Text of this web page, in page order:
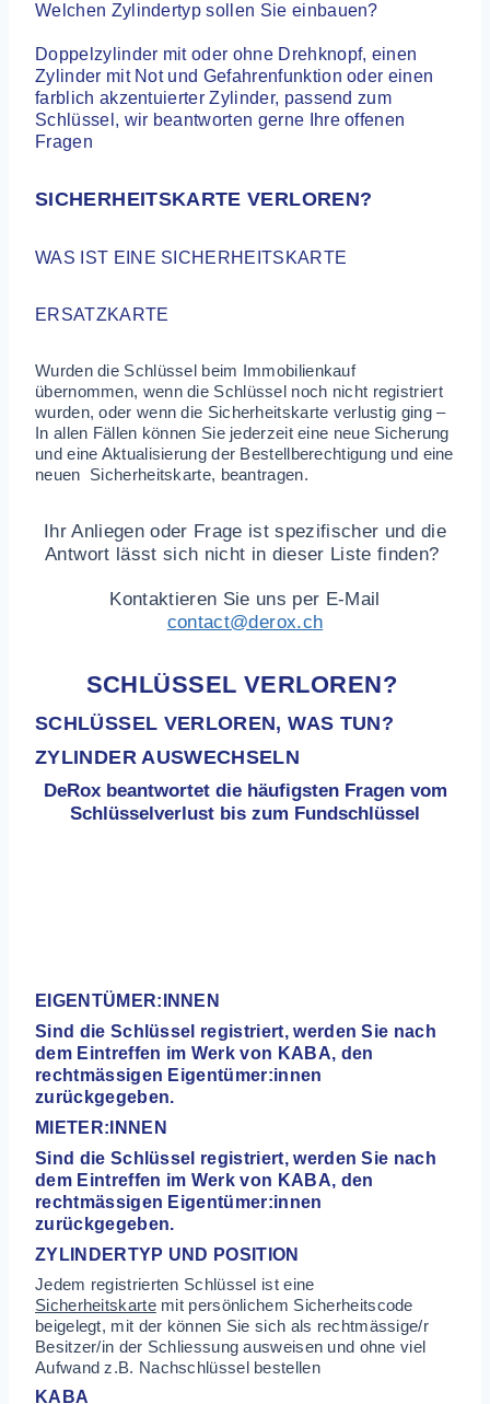
Welchen Zylindertyp sollen Sie einbauen?
Doppelzylinder mit oder ohne Drehknopf, einen
Zylinder mit Not und Gefahrenfunktion oder einen
farblich akzentuierter Zylinder, passend zum
Schlüssel, wir beantworten gerne Ihre offenen
Fragen
SICHERHEITSKARTE VERLOREN?
WAS IST EINE SICHERHEITSKARTE
ERSATZKARTE
Wurden die Schlüssel beim Immobilienkauf
übernommen, wenn die Schlüssel noch nicht registriert
wurden, oder wenn die Sicherheitskarte verlustig ging –
In allen Fällen können Sie jederzeit eine neue Sicherung
und eine Aktualisierung der Bestellberechtigung und eine
neuen Sicherheitskarte, beantragen.
Ihr Anliegen oder Frage ist spezifischer und die
Antwort lässt sich nicht in dieser Liste finden?
Kontaktieren Sie uns per E-Mail
contact@derox.ch
SCHLÜSSEL VERLOREN?
SCHLÜSSEL VERLOREN, WAS TUN?
ZYLINDER AUSWECHSELN
DeRox beantwortet die häufigsten Fragen vom
Schlüsselverlust bis zum Fundschlüssel
EIGENTÜMER:INNEN
Sind die Schlüssel registriert, werden Sie nach
dem Eintreffen im Werk von KABA, den
rechtmässigen Eigentümer:innen
zurückgegeben.
MIETER:INNEN
Sind die Schlüssel registriert, werden Sie nach
dem Eintreffen im Werk von KABA, den
rechtmässigen Eigentümer:innen
zurückgegeben.
ZYLINDERTYP UND POSITION
Jedem registrierten Schlüssel ist eine
Sicherheitskartemit persönlichem Sicherheitscode
beigelegt, mit der können Sie sich als rechtmässige/r
Besitzer/in der Schliessung ausweisen und ohne viel
Aufwand z.B. Nachschlüssel bestellen
KABA